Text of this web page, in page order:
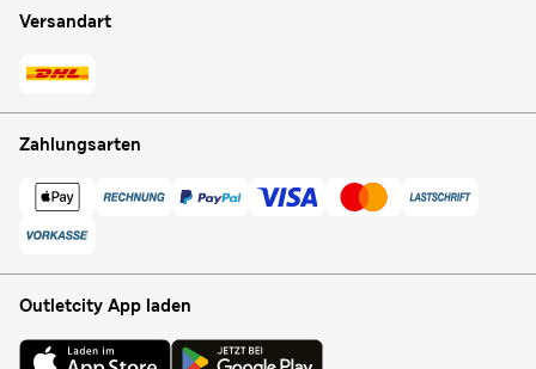
Versandart
Zahlungsarten
Outletcity App laden